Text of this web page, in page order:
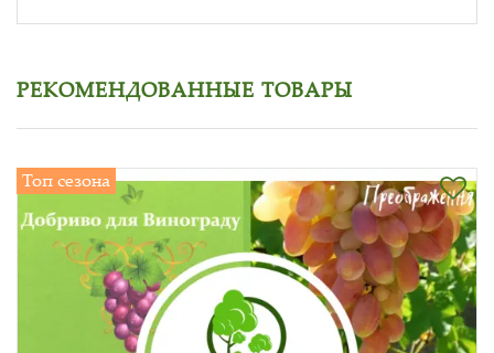
РЕКОМЕНДОВАННЫЕ ТОВАРЫ
Топ сезона